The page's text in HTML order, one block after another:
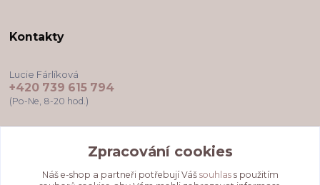
Kontakty
Lucie Fárlíková
+420 739 615 794
(Po-Ne, 8-20 hod.)
Zpracování cookies
Náš e-shop a partneři potřebují Váš souhlass použitím